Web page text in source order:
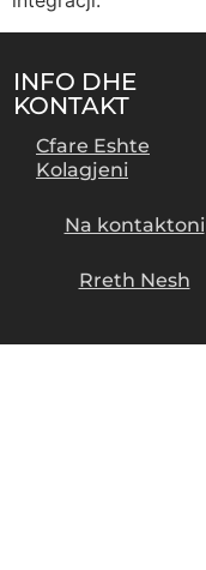
INFO DHE
KONTAKT
Cfare Eshte
Kolagjeni
Na kontaktoni
Rreth Nesh